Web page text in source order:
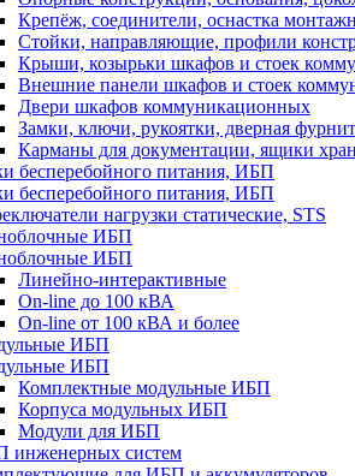
Крепёж, соединители, оснастка
Стойки, направляющие, профили
Крыши, козырьки шкафов и стоек
Внешние панели шкафов и стоек
Двери шкафов коммуникационных
Замки, ключи, рукоятки, дверная
Карманы для документации, ящики
бесперебойного питания, ИБП
бесперебойного питания, ИБП
нагрузки статические, STS
ИБП
ИБП
Линейно-интерактивные
On-line до 100 кВА
On-line от 100 кВА и более
ИБП
ИБП
Комплектные модульные ИБП
Корпуса модульных ИБП
Модули для ИБП
инженерных систем